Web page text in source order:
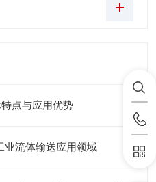
点与应用优势
业流体输送应用领域